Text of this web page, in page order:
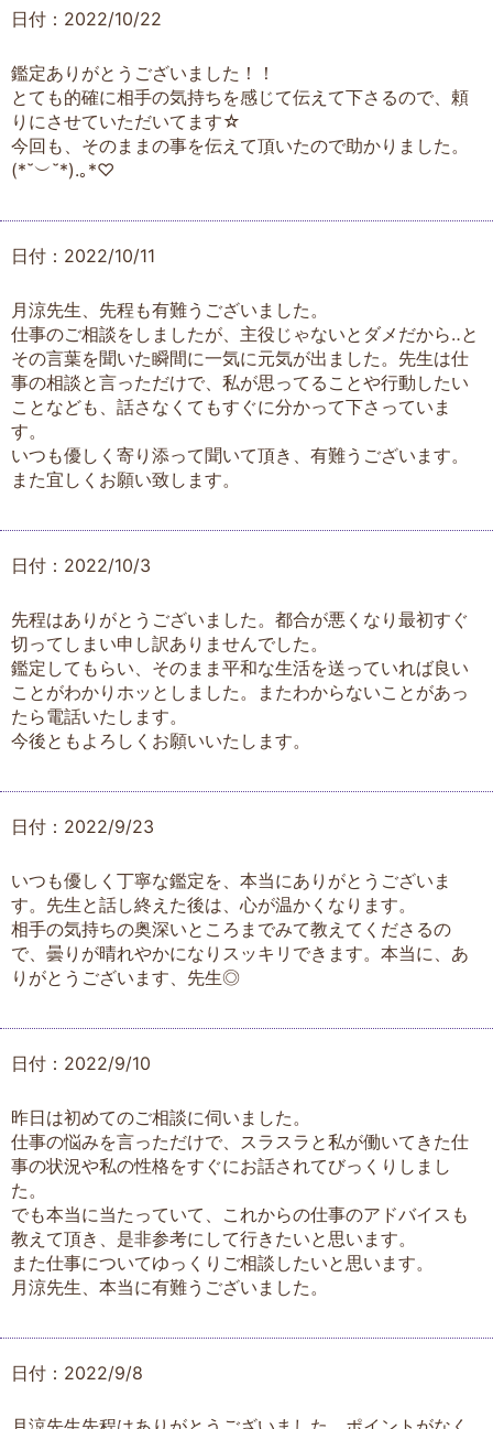
日付：2022/10/22
鑑定ありがとうございました！！
とても的確に相手の気持ちを感じて伝えて下さるので、頼
りにさせていただいてます☆
今回も、そのままの事を伝えて頂いたので助かりました。
(⁠*⁠˘⁠︶⁠˘⁠*⁠)⁠.⁠｡⁠*⁠♡
日付：2022/10/11
月涼先生、先程も有難うございました。
仕事のご相談をしましたが、主役じゃないとダメだから‥と
その言葉を聞いた瞬間に一気に元気が出ました。先生は仕
事の相談と言っただけで、私が思ってることや行動したい
ことなども、話さなくてもすぐに分かって下さっていま
す。
いつも優しく寄り添って聞いて頂き、有難うございます。
また宜しくお願い致します。
日付：2022/10/3
先程はありがとうございました。都合が悪くなり最初すぐ
切ってしまい申し訳ありませんでした。
鑑定してもらい、そのまま平和な生活を送っていれば良い
ことがわかりホッとしました。またわからないことがあっ
たら電話いたします。
今後ともよろしくお願いいたします。
日付：2022/9/23
いつも優しく丁寧な鑑定を、本当にありがとうございま
す。先生と話し終えた後は、心が温かくなります。
相手の気持ちの奥深いところまでみて教えてくださるの
で、曇りが晴れやかになりスッキリできます。本当に、あ
りがとうございます、先生◎
日付：2022/9/10
昨日は初めてのご相談に伺いました。
仕事の悩みを言っただけで、スラスラと私が働いてきた仕
事の状況や私の性格をすぐにお話されてびっくりしまし
た。
でも本当に当たっていて、これからの仕事のアドバイスも
教えて頂き、是非参考にして行きたいと思います。
また仕事についてゆっくりご相談したいと思います。
月涼先生、本当に有難うございました。
日付：2022/9/8